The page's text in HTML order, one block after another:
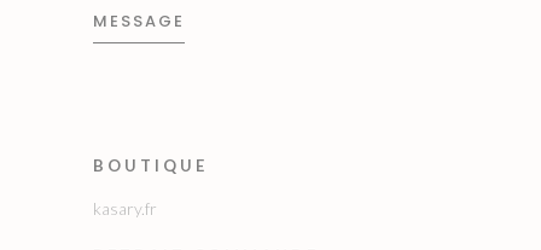
MESSAGE
BOUTIQUE
kasary.fr